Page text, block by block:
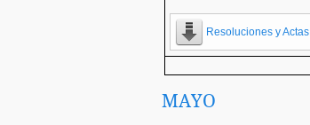
Resoluciones y Actas
MAYO